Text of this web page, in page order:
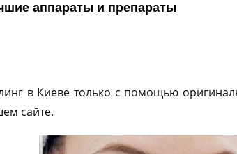
аппараты и препараты
в Киеве только с помощью
сайте.